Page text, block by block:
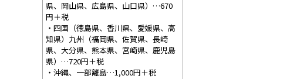
県、岡山県、広島県、山口県）…670
円＋税
・四国（徳島県、香川県、愛媛県、高
知県）九州（福岡県、佐賀県、長崎
県、大分県、熊本県、宮崎県、鹿児島
県）…720円＋税
・沖縄、一部離島…1,000円＋税